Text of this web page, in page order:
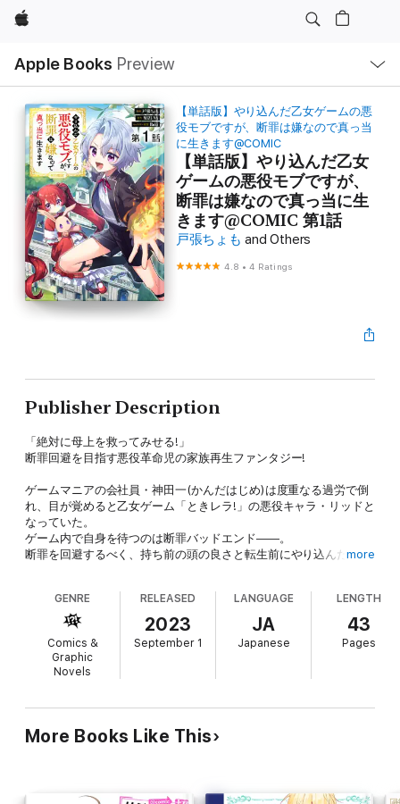
Apple
Apple Books Preview
Nav
Open
Menu
【単話版】やり込んだ乙女ゲームの悪
役モブですが、断罪は嫌なので真っ当
に生きます@COMIC
【単話版】やり込んだ乙女
ゲームの悪役モブですが、
断罪は嫌なので真っ当に生
きます@COMIC 第1話
戸張ちょも and Others
4.8 •4 Ratings
Publisher Description
「絶対に母上を救ってみせる!」
断罪回避を目指す悪役革命児の家族再生ファンタジー!
ゲームマニアの会社員・神田一(かんだはじめ)は度重なる過労で倒
れ、目が覚めると乙女ゲーム「ときレラ!」の悪役キャラ・リッドと
なっていた。
ゲーム内で自身を待つのは断罪バッドエンド――。
断罪を回避するべく、持ち前の頭の良さと転生前にやり込んだゲー
彼女達を救うためにリッドが行う施策は、ゲームのシナリオを超
え、大きなうねりとなって大陸全土を巻き込んでいく!
more
GENRE
Comics &
Graphic
Novels
RELEASED
2023
September 1
LANGUAGE
JA
Japanese
LENGTH
43
Pages
More Books Like This